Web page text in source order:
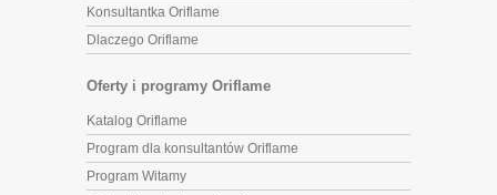
Konsultantka Oriflame
Dlaczego Oriflame
Oferty i programy Oriflame
Katalog Oriflame
Program dla konsultantów Oriflame
Program Witamy